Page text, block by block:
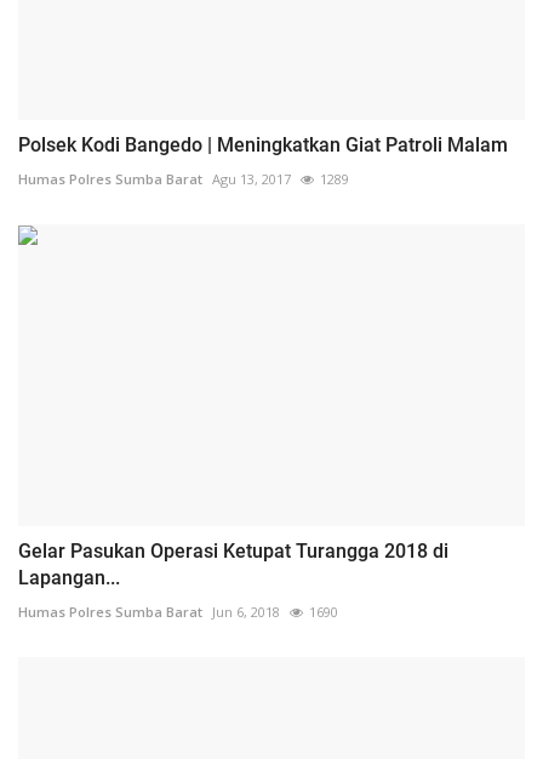
Polsek Kodi Bangedo | Meningkatkan Giat Patroli Malam
Humas Polres Sumba Barat Agu 13, 2017 1289
Gelar Pasukan Operasi Ketupat Turangga 2018 di
Lapangan...
Humas Polres Sumba Barat Jun 6, 2018 1690